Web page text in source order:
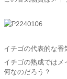
イチゴの代表的な香
イチゴの熟成では
何なのだろう？